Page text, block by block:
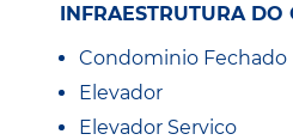
INFRAESTRUTURA
Condominio Fechado
Elevador
Elevador Servico